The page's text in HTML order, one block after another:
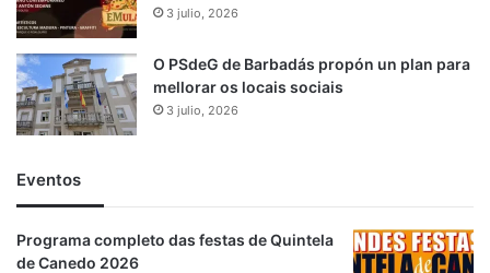
3 julio, 2026
O PSdeG de Barbadás propón un plan para
mellorar os locais sociais
3 julio, 2026
Eventos
Programa completo das festas de Quintela
de Canedo 2026